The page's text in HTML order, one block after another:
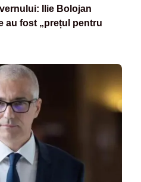
Ilie Bolojan
au fost „prețul pentru